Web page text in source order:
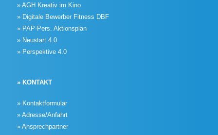
» AGH Kreativ im Kino
» Digitale Bewerber Fitness DBF
» PAP-Pers. Aktionsplan
» Neustart 4.0
» Perspektive 4.0
» KONTAKT
» Kontaktformular
» Adresse/Anfahrt
» Ansprechpartner